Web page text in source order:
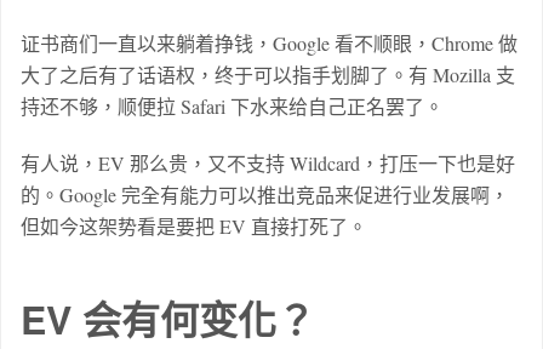
证书商们一直以来躺着挣钱，Google 看不顺眼，Chrome 做
大了之后有了话语权，终于可以指手划脚了。有 Mozilla 支
持还不够，顺便拉 Safari 下水来给自己正名罢了。
有人说，EV 那么贵，又不支持 Wildcard，打压一下也是好
的。Google 完全有能力可以推出竞品来促进行业发展啊，
但如今这架势看是要把 EV 直接打死了。
EV 会有何变化？